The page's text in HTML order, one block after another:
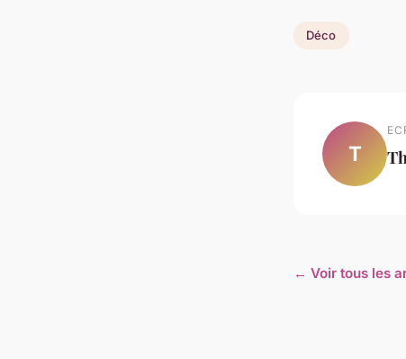
Déco
T
← Voir tous les